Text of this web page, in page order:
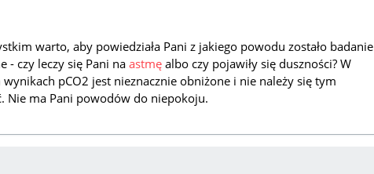
warto, aby powiedziała Pani z jakiego powodu zostało badanie
- czy leczy się Pani na astmę albo czy pojawiły się duszności? W
wynikach pCO2 jest nieznacznie obniżone i nie należy się tym
Nie ma Pani powodów do niepokoju.